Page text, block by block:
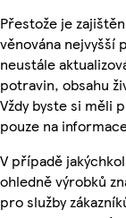
Přestože je
věnována nejvyšší
neustále
potravin, obsahu
Vždy byste si měli
pouze na
V případě
ohledně výrobků
pro služby